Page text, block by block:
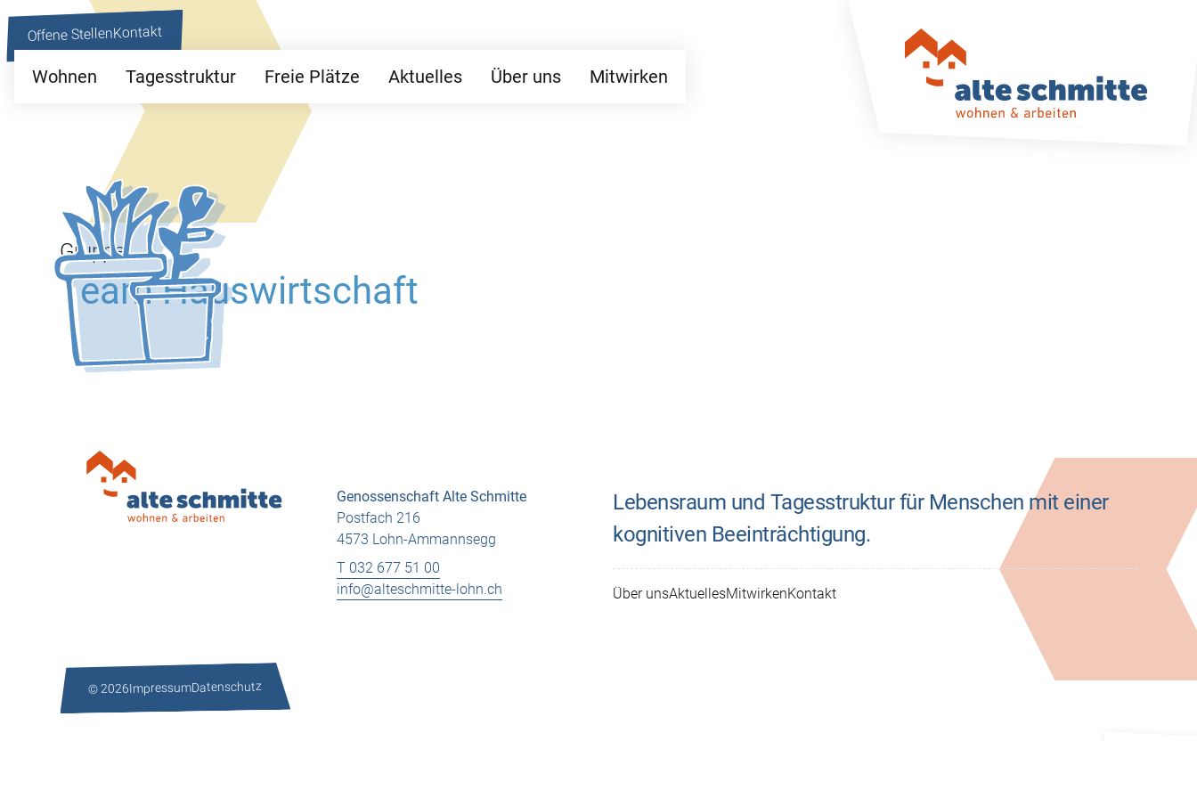
Offene StellenKontakt
Wohnen Tagesstruktur Freie Plätze Aktuelles Über uns Mitwirken
Gruppe
Team Hauswirtschaft
Genossenschaft Alte Schmitte
Postfach 216
4573 Lohn-Ammannsegg
T 032 677 51 00
info@alteschmitte-lohn.ch
Lebensraum und Tagesstruktur für Menschen mit einer
kognitiven Beeinträchtigung.
Über unsAktuellesMitwirkenKontakt
© 2026ImpressumDatenschutz